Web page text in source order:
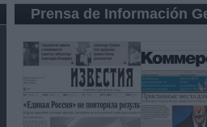
Prensa de Información